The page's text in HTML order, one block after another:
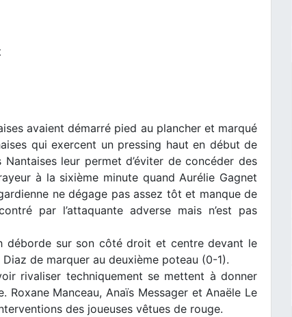
avaient démarré pied au plancher et marqué
qui exercent un pressing haut en début de
leur permet d’éviter de concéder des
à la sixième minute quand Aurélie Gagnet
ne dégage pas assez tôt et manque de
par l’attaquante adverse mais n’est pas
déborde sur son côté droit et centre devant le
de marquer au deuxième poteau (0-1).
rivaliser techniquement se mettent à donner
Manceau, Anaïs Messager et Anaële Le
des joueuses vêtues de rouge.